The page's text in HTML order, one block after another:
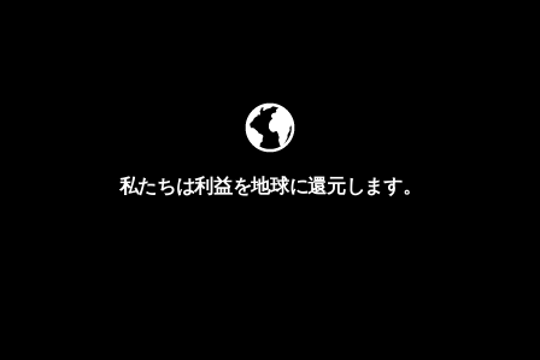
私たちは利益を地球に還元します。